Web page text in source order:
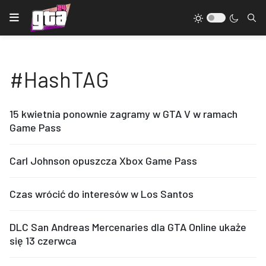
#HashTAG
15 kwietnia ponownie zagramy w GTA V w ramach
Game Pass
Carl Johnson opuszcza Xbox Game Pass
Czas wrócić do interesów w Los Santos
DLC San Andreas Mercenaries dla GTA Online ukaże
się 13 czerwca